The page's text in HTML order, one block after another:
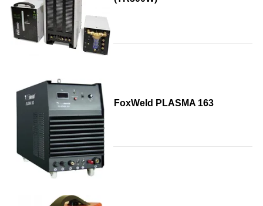
FoxWeld PLASMA 163